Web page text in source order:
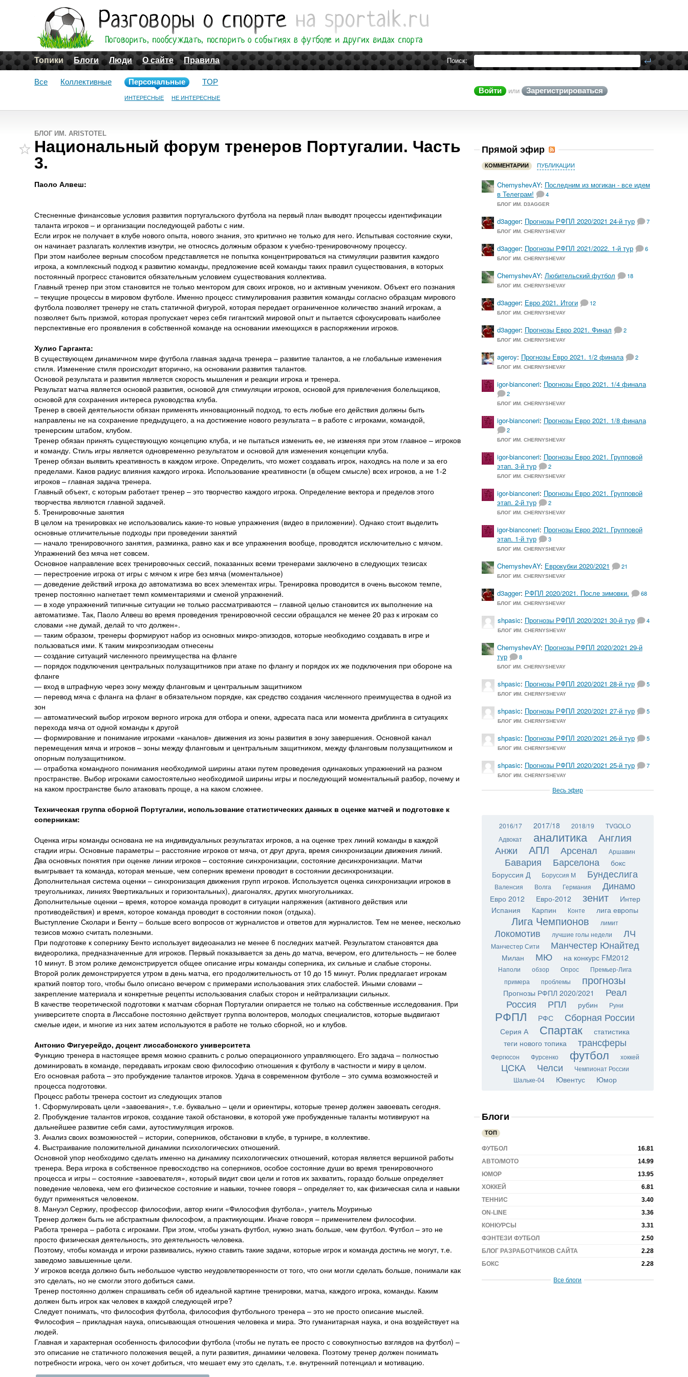
Поиск:
Топики Блоги Люди О сайте Правила
Войти или Зарегистрироваться
Все Коллективные Персональные
ИНТЕРЕСНЫЕ НЕ ИНТЕРЕСНЫЕ
TOP
БЛОГ ИМ. ARISTOTEL
Национальный форум тренеров Португалии. Часть
3.
Паоло Алвеш:
Стесненные финансовые условия развития португальского футбола на первый план выводят процессы идентификации
таланта игроков – и организации последующей работы с ним.
Если игрок не получает в клубе нового опыта, нового знания, это критично не только для него. Испытывая состояние скуки,
он начинает разлагать коллектив изнутри, не относясь должным образом к учебно-тренировочному процессу.
При этом наиболее верным способом представляется не попытка концентрироваться на стимуляции развития каждого
игрока, а комплексный подход к развитию команды, предложение всей команды таких правил существования, в которых
постоянный прогресс становится обязательным условием существования коллектива.
Главный тренер при этом становится не только ментором для своих игроков, но и активным учеником. Объект его познания
– текущие процессы в мировом футболе. Именно процесс стимулирования развития команды согласно образцам мирового
футбола позволяет тренеру не стать статичной фигурой, которая передает ограниченное количество знаний игрокам, а
позволяет быть призмой, которая пропускает через себя гигантский мировой опыт и пытается сфокусировать наиболее
перспективные его проявления в собственной команде на основании имеющихся в распоряжении игроков.
Хулио Гарганта:
В существующем динамичном мире футбола главная задача тренера – развитие талантов, а не глобальные изменения
стиля. Изменение стиля происходит вторично, на основании развития талантов.
Основой результата и развития является скорость мышления и реакции игрока и тренера.
Результат матча является основой развития, основой для стимуляции игроков, основой для привлечения болельщиков,
основой для сохранения интереса руководства клуба.
Тренер в своей деятельности обязан применять инновационный подход, то есть любые его действия должны быть
направлены не на сохранение предыдущего, а на достижение нового результата – в работе с игроками, командой,
тренерским штабом, клубом.
Тренер обязан принять существующую концепцию клуба, и не пытаться изменить ее, не изменяя при этом главное – игроков
и команду. Стиль игры является одновременно результатом и основой для изменения концепции клуба.
Тренер обязан выявить креативность в каждом игроке. Определить, что может создавать игрок, находясь на поле и за его
пределами. Каков радиус влияния каждого игрока. Использование креативности (в общем смысле) всех игроков, а не 1-2
игроков – главная задача тренера.
Главный объект, с которым работает тренер – это творчество каждого игрока. Определение вектора и пределов этого
творчества являются главной задачей.
5. Тренировочные занятия
В целом на тренировках не использовались какие-то новые упражнения (видео в приложении). Однако стоит выделить
основные отличительные подходы при проведении занятий
— начало тренировочного занятия, разминка, равно как и все упражнения вообще, проводятся исключительно с мячом.
Упражнений без мяча нет совсем.
Основное направление всех тренировочных сессий, показанных всеми тренерами заключено в следующих тезисах
— перестроение игрока от игры с мячом к игре без мяча (моментальное)
— доведение действий игрока до автоматизма во всех элементах игры. Тренировка проводится в очень высоком темпе,
тренер постоянно нагнетает темп комментариями и сменой упражнений.
— в ходе упражнений типичные ситуации не только рассматриваются – главной целью становится их выполнение на
автоматизме. Так, Паоло Алвеш во время проведения тренировочной сессии обращался не менее 20 раз к игрокам со
словами «не думай, делай то что должен».
— таким образом, тренеры формируют набор из основных микро-эпизодов, которые необходимо создавать в игре и
пользоваться ими. К таким микроэпизодам отнесены
— создание ситуаций численного преимущества на фланге
— порядок подключения центральных полузащитников при атаке по флангу и порядок их же подключения при обороне на
фланге
— вход в штрафную через зону между фланговым и центральным защитником
— перевод мяча с фланга на фланг в обязательном порядке, как средство создания численного преимущества в одной из
зон
— автоматический выбор игроком верного игрока для отбора и опеки, адресата паса или момента дриблинга в ситуациях
перехода мяча от одной команды к другой
— формирование и понимание игроками «каналов» движения из зоны развития в зону завершения. Основной канал
перемещения мяча и игроков – зоны между фланговым и центральным защитником, между фланговым полузащитником и
опорным полузащитником.
— отработка командного понимания необходимой ширины атаки путем проведения одинаковых упражнений на разном
пространстве. Выбор игроками самостоятельно необходимой ширины игры и последующий моментальный разбор, почему и
на каком пространстве было атаковать проще, а на каком сложнее.
Техническая группа сборной Португалии, использование статистических данных в оценке матчей и подготовке к
соперникам:
Оценка игры команды основана не на индивидуальных результатах игроков, а на оценке трех линий команды в каждой
стадии игры. Основные параметры – расстояние игроков от мяча, от друг друга, время синхронизации движения линий.
Два основных понятия при оценке линии игроков – состояние синхронизации, состояние десинхронизации. Матчи
выигрывает та команда, которая меньше, чем соперник времени проводит в состоянии десинхронизации.
Дополнительная система оценки – синхронизация движения групп игроков. Используется оценка синхронизации игроков в
треугольниках, линиях 9вертикальных и горизонтальных), диагоналях, других многугольниках.
Дополнительные оценки – время, которое команда проводит в ситуации напряжения (активного действия или
противодействия) и время, которое команда проводит в состоянии покоя (отдыха).
Выступление Сколари и Бенту – больше всего вопросов от журналистов и ответов для журналистов. Тем не менее, несколько
тезисов можно считать полезными.
При подготовке к сопернику Бенто использует видеоанализ не менее 6 последних матчей. Результатом становятся два
видеоролика, предназначенные для игроков. Первый показывается за день до матча, вечером, его длительность – не более
10 минут. В этом ролике демонстрируется общее описание игры команды соперника, их сильные и слабые стороны.
Второй ролик демонстрируется утром в день матча, его продолжительность от 10 до 15 минут. Ролик предлагает игрокам
краткий повтор того, чтобы было описано вечером с примерами использования этих слабостей. Иными словами –
закрепление материала и конкретные рецепты использования слабых сторон и нейтрализации сильных.
В качестве теоретической подготовки к матчам сборная Португалии опирается не только на собственные исследования. При
университете спорта в Лиссабоне постоянно действует группа волонтеров, молодых специалистов, которые выдвигают
смелые идеи, и многие из них затем используются в работе не только сборной, но и клубов.
Антонио Фигуерейдо, доцент лиссабонского университета
Функцию тренера в настоящее время можно сравнить с ролью операционного управляющего. Его задача – полностью
доминировать в команде, передавать игрокам свою философию отношения к футболу в частности и миру в целом.
Его основная работа – это пробуждение талантов игроков. Удача в современном футболе – это сумма возможностей и
процесса подготовки.
Процесс работы тренера состоит из следующих этапов
1. Сформулировать цели «завоевания», т.е. буквально – цели и ориентиры, которые тренер должен завоевать сегодня.
2. Пробуждение талантов игроков, создание такой обстановки, в которой уже пробужденные таланты мотивируют на
дальнейшее развитие себя сами, аутостимуляция игроков.
3. Анализ своих возможностей – истории, соперников, обстановки в клубе, в турнире, в коллективе.
4. Выстраивание положительной динамики психологических отношений.
Основной упор необходимо сделать именно на динамику психологических отношений, которая является вершиной работы
тренера. Вера игрока в собственное превосходство на соперников, особое состояние души во время тренировочного
процесса и игры – состояние «завоевателя», который видит свои цели и готов их захватить, гораздо больше определяет
поведение человека, чем его физическое состояние и навыки, точнее говоря – определяет то, как физическая сила и навыки
будут применяться человеком.
8. Мануэл Сержиу, профессор философии, автор книги «Философия футбола», учитель Моуринью
Тренер должен быть не абстрактным философом, а практикующим. Иначе говоря – применителем философии.
Работа тренера – работа с игроками. При этом, чтобы узнать футбол, нужно знать больше, чем футбол. Футбол – это не
просто физическая деятельность, это деятельность человека.
Поэтому, чтобы команда и игроки развивались, нужно ставить такие задачи, которые игрок и команда достичь не могут, т.е.
заведомо завышенные цели.
У игроков всегда должно быть небольшое чувство неудовлетворенности от того, что они могли сделать больше, понимали как
это сделать, но не смогли этого добиться сами.
Тренер постоянно должен спрашивать себя об идеальной картине тренировки, матча, каждого игрока, команды. Каким
должен быть игрок как человек в каждой следующей игре?
Следует понимать, что философия футбола, философия футбольного тренера – это не просто описание мыслей.
Философия – прикладная наука, описывающая отношения человека и мира. Это гуманитарная наука, и она воздействует на
людей.
Главная и характерная особенность философии футбола (чтобы не путать ее просто с совокупностью взглядов на футбол) –
это описание не статичного положения вещей, а пути развития, динамики человека. Поэтому тренер должен понимать
потребности игрока, чего он хочет добиться, что мешает ему это сделать, т.е. внутренний потенциал и мотивацию.
Прямой эфир
КОММЕНТАРИИ ПУБЛИКАЦИИ
ChernyshevAY: Последним из могикан - все идем
в Телеграм!
4
БЛОГ ИМ. D3AGGER
d3agger: Прогнозы РФПЛ 2020/2021 24-й тур 7
БЛОГ ИМ. CHERNYSHEVAY
d3agger: Прогнозы РФПЛ 2021/2022. 1-й тур 6
БЛОГ ИМ. CHERNYSHEVAY
ChernyshevAY: Любительский футбол 18
БЛОГ ИМ. CHERNYSHEVAY
d3agger: Евро 2021. Итоги 12
БЛОГ ИМ. CHERNYSHEVAY
d3agger: Прогнозы Евро 2021. Финал 2
БЛОГ ИМ. CHERNYSHEVAY
ageroy: Прогнозы Евро 2021. 1/2 финала 2
БЛОГ ИМ. CHERNYSHEVAY
igor-bianconeri: Прогнозы Евро 2021. 1/4 финала
2
БЛОГ ИМ. CHERNYSHEVAY
igor-bianconeri: Прогнозы Евро 2021. 1/8 финала
2
БЛОГ ИМ. CHERNYSHEVAY
igor-bianconeri: Прогнозы Евро 2021. Групповой
этап. 3-й тур
2
БЛОГ ИМ. CHERNYSHEVAY
igor-bianconeri: Прогнозы Евро 2021. Групповой
этап. 2-й тур
2
БЛОГ ИМ. CHERNYSHEVAY
igor-bianconeri: Прогнозы Евро 2021. Групповой
этап. 1-й тур
3
БЛОГ ИМ. CHERNYSHEVAY
ChernyshevAY: Еврокубки 2020/2021 21
БЛОГ ИМ. CHERNYSHEVAY
d3agger: РФПЛ 2020/2021. После зимовки. 68
БЛОГ ИМ. CHERNYSHEVAY
shpasic: Прогнозы РФПЛ 2020/2021 30-й тур 4
БЛОГ ИМ. CHERNYSHEVAY
ChernyshevAY: Прогнозы РФПЛ 2020/2021 29-й
тур
8
БЛОГ ИМ. CHERNYSHEVAY
shpasic: Прогнозы РФПЛ 2020/2021 28-й тур 5
БЛОГ ИМ. CHERNYSHEVAY
shpasic: Прогнозы РФПЛ 2020/2021 27-й тур 5
БЛОГ ИМ. CHERNYSHEVAY
shpasic: Прогнозы РФПЛ 2020/2021 26-й тур 5
БЛОГ ИМ. CHERNYSHEVAY
shpasic: Прогнозы РФПЛ 2020/2021 25-й тур 7
БЛОГ ИМ. CHERNYSHEVAY
Весь эфир
2016/17 2017/18 2018/19
TVGOLO
Адвокат
аналитика Англия
Анжи АПЛ Арсенал Аршавин
Бавария Барселона
бокс
Боруссия Д
Боруссия М Бундеслига
Валенсия Волга Германия Динамо
Евро 2012 Евро-2012 зенит
Интер
Испания
Карпин Конте лига европы
Лига Чемпионов лимит
Локомотив лучшие голы недели ЛЧ
Манчестер Сити Манчестер Юнайтед
Милан МЮ на конкурс FM2012
Наполи обзор Опрос
Премьер-Лига
примера
проблемы прогнозы
Прогнозы РФПЛ 2020/2021
Реал
Россия
РПЛ рубин Руни
РФПЛ РФС Сборная России
Серия А Спартак
статистика
теги нового топика
трансферы
Фергюсон Фурсенко футбол хоккей
ЦСКА Челси
Чемпионат России
Шальке-04
Ювентус Юмор
Блоги
ТОП
16.81
ФУТБОЛ
14.99
АВТО/МОТО
13.95
ЮМОР
6.81
ХОККЕЙ
3.40
ТЕННИС
3.36
ON-LINE
3.31
КОНКУРСЫ
2.50
ФЭНТЕЗИ ФУТБОЛ
2.28
БЛОГ РАЗРАБОТЧИКОВ САЙТА
2.28
БОКС
Все блоги